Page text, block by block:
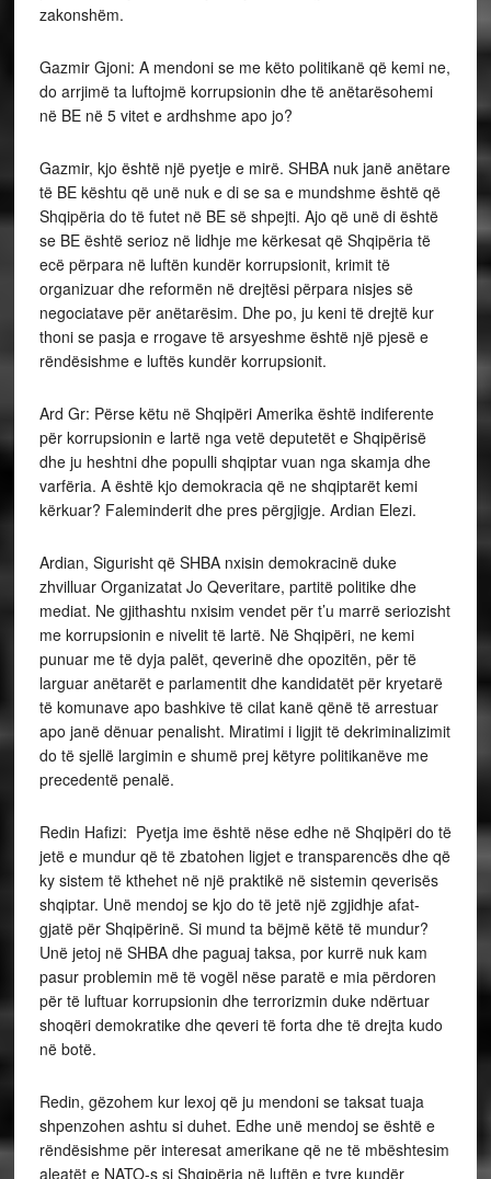
zakonshëm.
Gazmir Gjoni: A mendoni se me këto politikanë që kemi ne,
do arrjimë ta luftojmë korrupsionin dhe të anëtarësohemi
në BE në 5 vitet e ardhshme apo jo?
Gazmir, kjo është një pyetje e mirë. SHBA nuk janë anëtare
të BE kështu që unë nuk e di se sa e mundshme është që
Shqipëria do të futet në BE së shpejti. Ajo që unë di është
se BE është serioz në lidhje me kërkesat që Shqipëria të
ecë përpara në luftën kundër korrupsionit, krimit të
organizuar dhe reformën në drejtësi përpara nisjes së
negociatave për anëtarësim. Dhe po, ju keni të drejtë kur
thoni se pasja e rrogave të arsyeshme është një pjesë e
rëndësishme e luftës kundër korrupsionit.
Ard Gr: Përse këtu në Shqipëri Amerika është indiferente
për korrupsionin e lartë nga vetë deputetët e Shqipërisë
dhe ju heshtni dhe populli shqiptar vuan nga skamja dhe
varfëria. A është kjo demokracia që ne shqiptarët kemi
kërkuar? Faleminderit dhe pres përgjigje. Ardian Elezi.
Ardian, Sigurisht që SHBA nxisin demokracinë duke
zhvilluar Organizatat Jo Qeveritare, partitë politike dhe
mediat. Ne gjithashtu nxisim vendet për t’u marrë seriozisht
me korrupsionin e nivelit të lartë. Në Shqipëri, ne kemi
punuar me të dyja palët, qeverinë dhe opozitën, për të
larguar anëtarët e parlamentit dhe kandidatët për kryetarë
të komunave apo bashkive të cilat kanë qënë të arrestuar
apo janë dënuar penalisht. Miratimi i ligjit të dekriminalizimit
do të sjellë largimin e shumë prej këtyre politikanëve me
precedentë penalë.
Redin Hafizi: Pyetja ime është nëse edhe në Shqipëri do të
jetë e mundur që të zbatohen ligjet e transparencës dhe që
ky sistem të kthehet në një praktikë në sistemin qeverisës
shqiptar. Unë mendoj se kjo do të jetë një zgjidhje afat-
gjatë për Shqipërinë. Si mund ta bëjmë këtë të mundur?
Unë jetoj në SHBA dhe paguaj taksa, por kurrë nuk kam
pasur problemin më të vogël nëse paratë e mia përdoren
për të luftuar korrupsionin dhe terrorizmin duke ndërtuar
shoqëri demokratike dhe qeveri të forta dhe të drejta kudo
në botë.
Redin, gëzohem kur lexoj që ju mendoni se taksat tuaja
shpenzohen ashtu si duhet. Edhe unë mendoj se është e
rëndësishme për interesat amerikane që ne të mbështesim
aleatët e NATO-s si Shqipëria në luftën e tyre kundër